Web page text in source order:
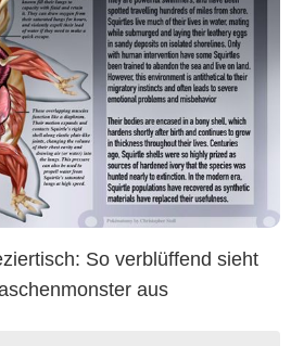
So verblüffend sieht
aus